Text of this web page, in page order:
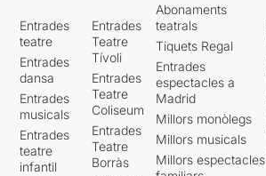
Entrades
teatre
Entrades
dansa
Entrades
musicals
Entrades
teatre
infantil
Entrades
Teatre
Tívoli
Entrades
Teatre
Coliseum
Entrades
Teatre
Borràs
Abonaments
teatrals
Tiquets Regal
Entrades
espectacles a
Madrid
Millors monòlegs
Millors musicals
Millors espectacles